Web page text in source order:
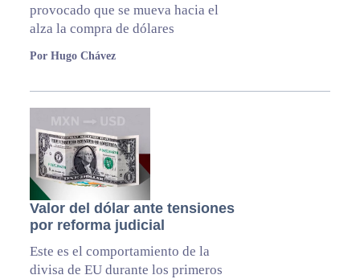
provocado que se mueva hacia el
alza la compra de dólares
Por Hugo Chávez
Valor del dólar ante tensiones
por reforma judicial
Este es el comportamiento de la
divisa de EU durante los primeros